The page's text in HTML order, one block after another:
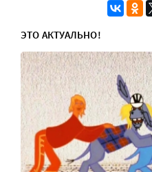
ЭТО АКТУАЛЬНО!